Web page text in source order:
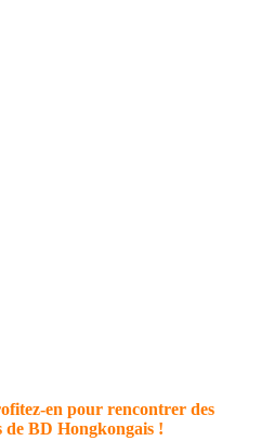
en pour rencontrer des
de BD Hongkongais !